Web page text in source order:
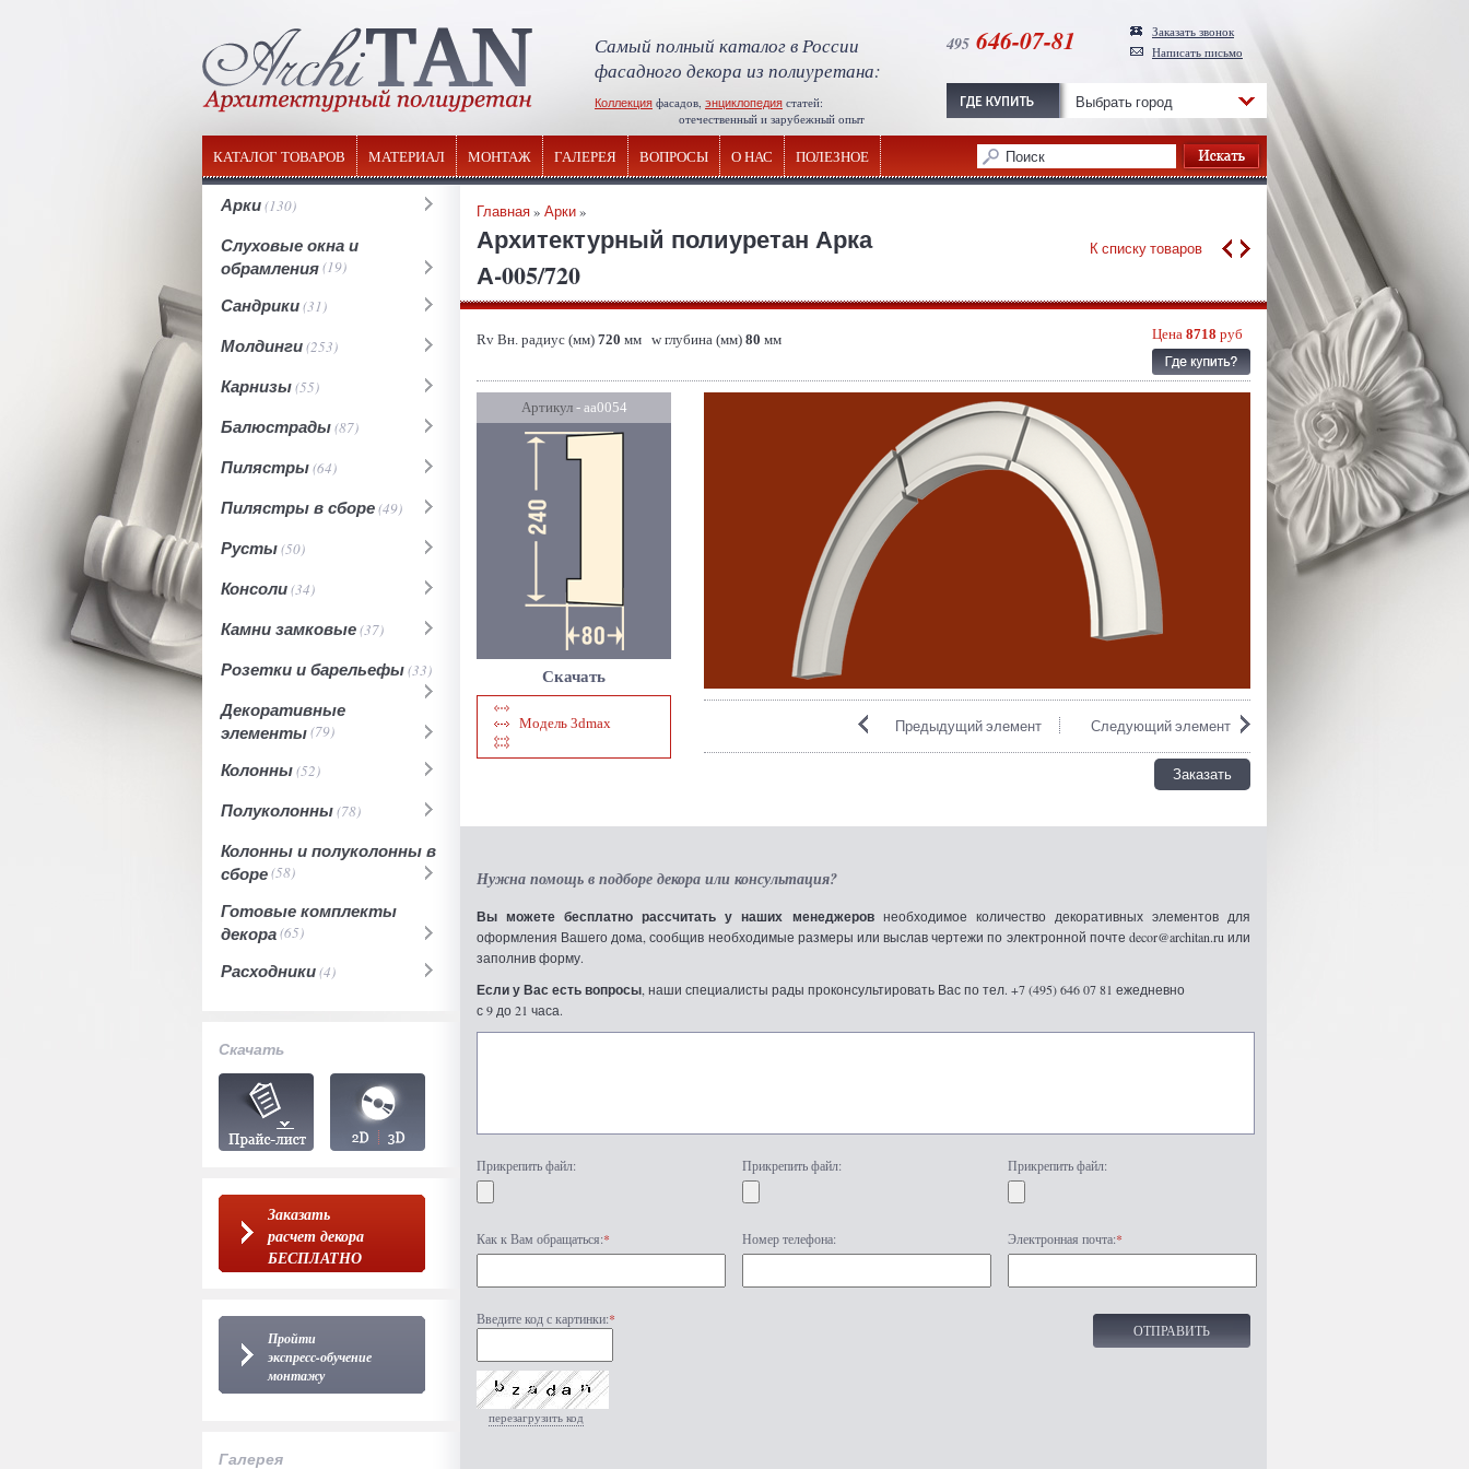
Самый полный каталог в России
фасадного декора из полиуретана:
Коллекция фасадов, энциклопедия статей:
отечественный и зарубежный опыт
495 646-07-81
Заказать звонок
Написать письмо
Выбрать город
КАТАЛОГ ТОВАРОВ МАТЕРИАЛ МОНТАЖ ГАЛЕРЕЯ ВОПРОСЫ О НАС ПОЛЕЗНОЕ
Арки(130)
Слуховые окна и
обрамления(19)
Сандрики(31)
Молдинги(253)
Карнизы(55)
Балюстрады(87)
Пилястры(64)
Пилястры в сборе(49)
Русты(50)
Консоли(34)
Камни замковые(37)
Розетки и барельефы(33)
Декоративные
элементы(79)
Колонны(52)
Полуколонны(78)
Колонны и полуколонны в
сборе(58)
Готовые комплекты
декора(65)
Расходники(4)
Скачать
Заказать
расчет декора
БЕСПЛАТНО
Пройти
экспресс-обучение
монтажу
Галерея
Главная» Арки»
Архитектурный полиуретан Арка
А-005/720
К списку товаров
Rv Вн. радиус (мм) 720 мм w глубина (мм) 80 мм Цена 8718 руб
Артикул- аа0054
Скачать
Модель 3dmax Следующий элемент
Предыдущий элемент
Заказать
Нужна помощь в подборе декора или консультация?
Вы можете бесплатно рассчитать у наших менеджеровнеобходимое количество декоративных элементов для
оформления Вашего дома, сообщив необходимые размеры или выслав чертежи по электронной почте decor@architan.ru или
заполнив форму.
Если у Вас есть вопросы , наши специалисты рады проконсультировать Вас по тел. +7 (495) 646 07 81 ежедневно
с 9 до 21 часа.
Прикрепить файл: Прикрепить файл: Прикрепить файл:
Как к Вам обращаться:* Номер телефона: Электронная почта:*
Введите код с картинки:*
перезагрузить код